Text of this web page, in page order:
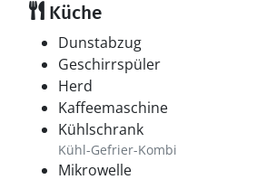
Küche
Dunstabzug
Geschirrspüler
Herd
Kaffeemaschine
Kühlschrank
Kühl-Gefrier-Kombi
Mikrowelle